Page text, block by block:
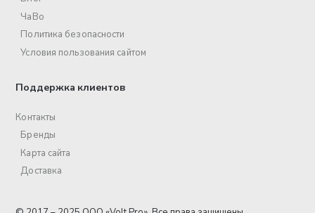
ЧаВо
Политика безопасности
Условия пользования сайтом
Поддержка клиентов
Контакты
Бренды
Карта сайта
Доставка